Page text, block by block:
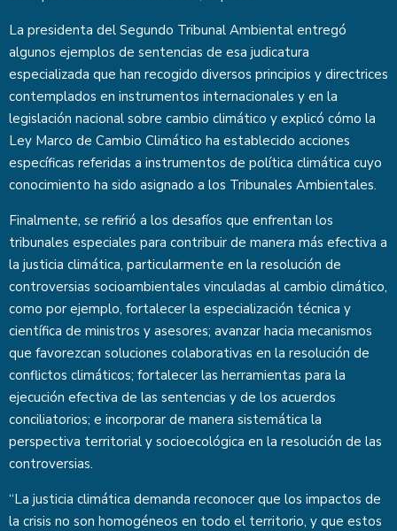
La presidenta del Segundo Tribunal Ambiental entregó
algunos ejemplos de sentencias de esa judicatura
especializada que han recogido diversos principios y directrices
contemplados en instrumentos internacionales y en la
legislación nacional sobre cambio climático y explicó cómo la
Ley Marco de Cambio Climático ha establecido acciones
específicas referidas a instrumentos de política climática cuyo
conocimiento ha sido asignado a los Tribunales Ambientales.
Finalmente, se refirió a los desafíos que enfrentan los
tribunales especiales para contribuir de manera más efectiva a
la justicia climática, particularmente en la resolución de
controversias socioambientales vinculadas al cambio climático,
como por ejemplo, fortalecer la especialización técnica y
científica de ministros y asesores; avanzar hacia mecanismos
que favorezcan soluciones colaborativas en la resolución de
conflictos climáticos; fortalecer las herramientas para la
ejecución efectiva de las sentencias y de los acuerdos
conciliatorios; e incorporar de manera sistemática la
perspectiva territorial y socioecológica en la resolución de las
controversias.
“La justicia climática demanda reconocer que los impactos de
la crisis no son homogéneos en todo el territorio, y que estos